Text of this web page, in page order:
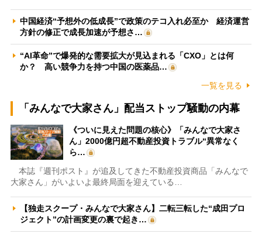
中国経済“予想外の低成長”で政策のテコ入れ必至か 経済運営
方針の修正で成長加速が予想さ…
“AI革命”で爆発的な需要拡大が見込まれる「CXO」とは何
か？ 高い競争力を持つ中国の医薬品…
一覧を見る
「みんなで大家さん」配当ストップ騒動の内幕
《ついに見えた問題の核心》「みんなで大家さ
ん」2000億円超不動産投資トラブル“異常なく
ら…
本誌『週刊ポスト』が追及してきた不動産投資商品「みんなで
大家さん」がいよいよ最終局面を迎えている…
【独走スクープ・みんなで大家さん】二転三転した“成田プロ
ジェクト”の計画変更の裏で起き…